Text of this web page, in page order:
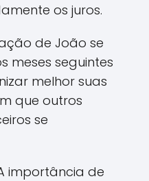
os juros.
de João se
meses seguintes
melhor suas
que outros
se
importância de